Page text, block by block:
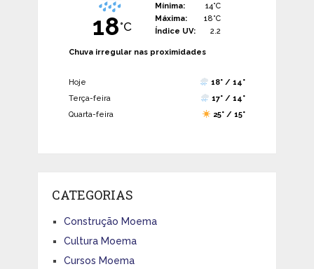
18°C
Mínima:
14°C
Máxima:
18°C
Índice UV:
2.2
Chuva irregular nas proximidades
Hoje
18° / 14°
Terça-feira
17° / 14°
Quarta-feira
25° / 15°
CATEGORIAS
Construção Moema
Cultura Moema
Cursos Moema